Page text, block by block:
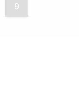
9